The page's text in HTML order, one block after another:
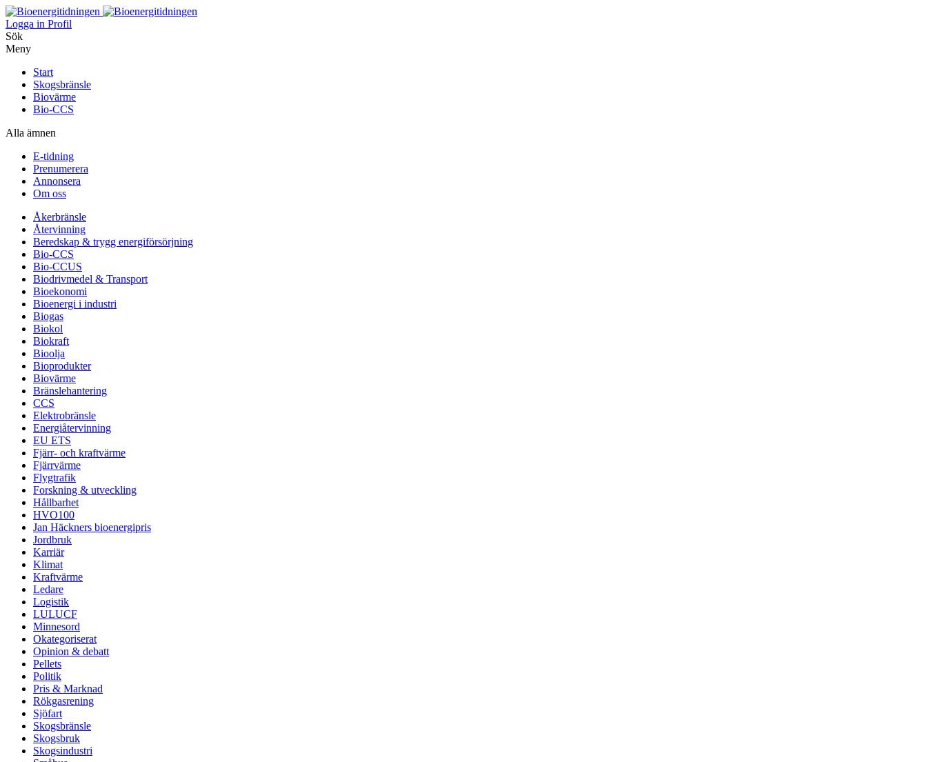
Logga in Profil
Sök
Meny
Start
Skogsbränsle
Biovärme
Bio-CCS
Alla ämnen
E-tidning
Prenumerera
Annonsera
Om oss
Åkerbränsle
Återvinning
Beredskap & trygg energiförsörjning
Bio-CCS
Bio-CCUS
Biodrivmedel & Transport
Bioekonomi
Bioenergi i industri
Biogas
Biokol
Biokraft
Bioolja
Bioprodukter
Biovärme
Bränslehantering
CCS
Elektrobränsle
Energiåtervinning
EU ETS
Fjärr- och kraftvärme
Fjärrvärme
Flygtrafik
Forskning & utveckling
Hållbarhet
HVO100
Jan Häckners bioenergipris
Jordbruk
Karriär
Klimat
Kraftvärme
Ledare
Logistik
LULUCF
Minnesord
Okategoriserat
Opinion & debatt
Pellets
Politik
Pris & Marknad
Rökgasrening
Sjöfart
Skogsbränsle
Skogsbruk
Skogsindustri